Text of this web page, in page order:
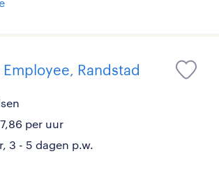
Randstad
per uur
3 - 5 dagen p.w.